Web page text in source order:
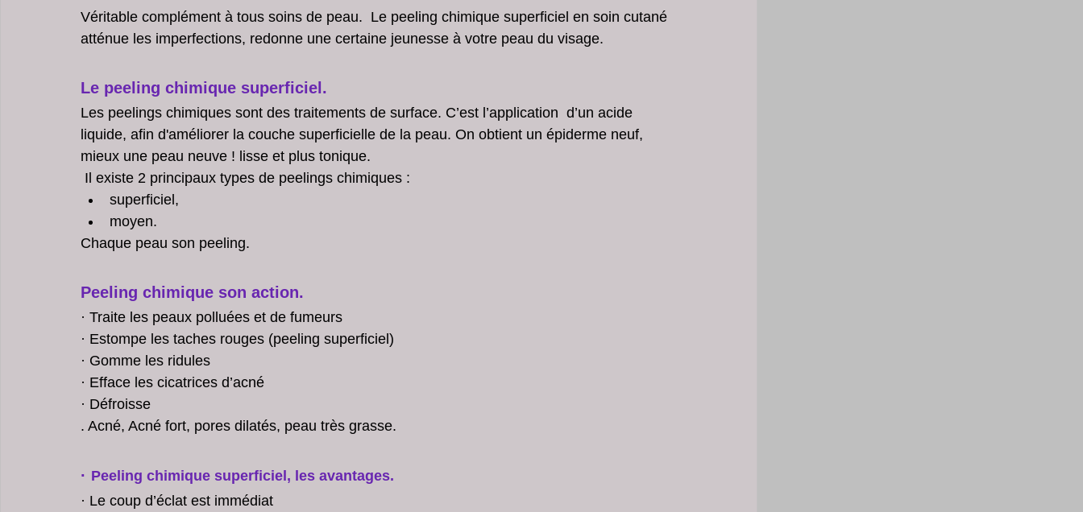
Véritable complément à tous soins de peau.  Le peeling chimique superficiel en soin cutané
atténue les imperfections, redonne une certaine jeunesse à votre peau du visage.
Le peeling chimique superficiel.
Les peelings chimiques sont des traitements de surface. C’est l’application  d’un acide
liquide, afin d'améliorer la couche superficielle de la peau. On obtient un épiderme neuf,
mieux une peau neuve ! lisse et plus tonique.
Il existe 2 principaux types de peelings chimiques :
superficiel,
moyen.
Chaque peau son peeling.
Peeling chimique son action.
· Traite les peaux polluées et de fumeurs
· Estompe les taches rouges (peeling superficiel)
· Gomme les ridules
· Efface les cicatrices d’acné
· Défroisse
. Acné, Acné fort, pores dilatés, peau très grasse.
· Peeling chimique superficiel, les avantages.
· Le coup d’éclat est immédiat